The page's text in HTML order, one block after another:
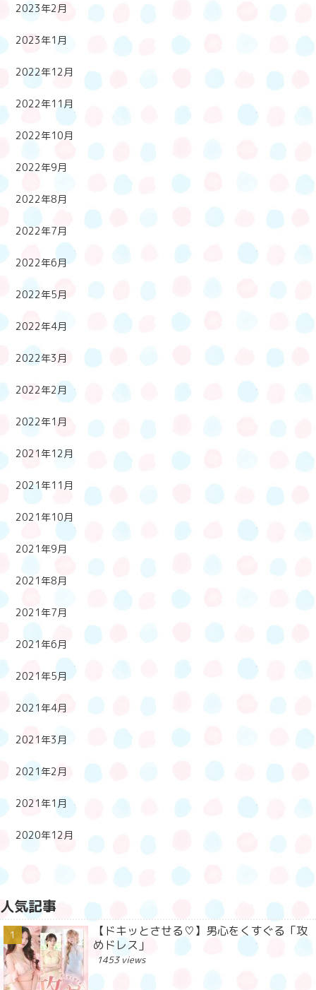
2023年2月
2023年1月
2022年12月
2022年11月
2022年10月
2022年9月
2022年8月
2022年7月
2022年6月
2022年5月
2022年4月
2022年3月
2022年2月
2022年1月
2021年12月
2021年11月
2021年10月
2021年9月
2021年8月
2021年7月
2021年6月
2021年5月
2021年4月
2021年3月
2021年2月
2021年1月
2020年12月
人気記事
【ドキッとさせる♡】男心をくすぐる「攻
めドレス」
1453 views